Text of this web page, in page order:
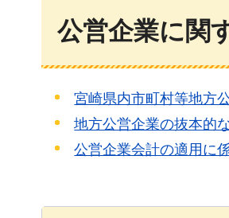
公営企業に関
宮崎県内市町村等地方
地方公営企業の抜本的
公営企業会計の適用に